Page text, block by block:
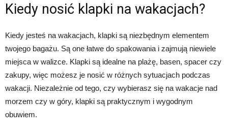
Kiedy nosić klapki na wakacjach?
Kiedy jesteś na wakacjach, klapki są niezbędnym elementem
twojego bagażu. Są one łatwe do spakowania i zajmują niewiele
miejsca w walizce. Klapki są idealne na plażę, basen, spacer czy
zakupy, więc możesz je nosić w różnych sytuacjach podczas
wakacji. Niezależnie od tego, czy wybierasz się na wakacje nad
morzem czy w góry, klapki są praktycznym i wygodnym
obuwiem.